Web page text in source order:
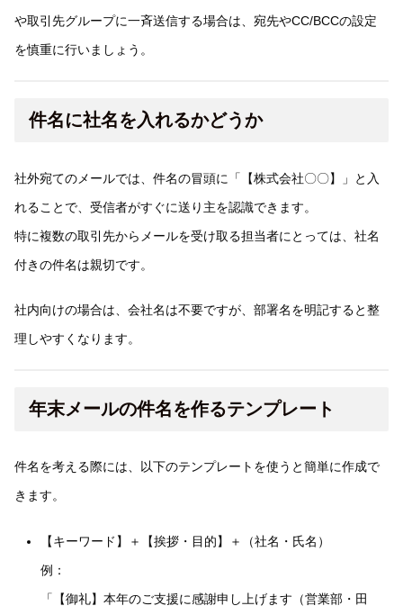
や取引先グループに一斉送信する場合は、宛先やCC/BCCの設定
を慎重に行いましょう。
件名に社名を入れるかどうか
社外宛てのメールでは、件名の冒頭に「【株式会社〇〇】」と入
れることで、受信者がすぐに送り主を認識できます。
特に複数の取引先からメールを受け取る担当者にとっては、社名
付きの件名は親切です。
社内向けの場合は、会社名は不要ですが、部署名を明記すると整
理しやすくなります。
年末メールの件名を作るテンプレート
件名を考える際には、以下のテンプレートを使うと簡単に作成で
きます。
【キーワード】＋【挨拶・目的】＋（社名・氏名）
例：
「【御礼】本年のご支援に感謝申し上げます（営業部・田